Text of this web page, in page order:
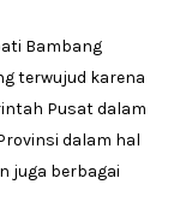
Bambang
terwujud karena
Pusat dalam
dalam hal
juga berbagai